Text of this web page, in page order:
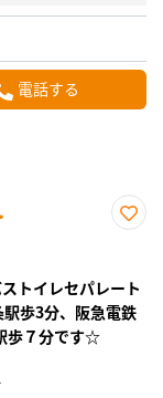
電話する
録
トイレセパレート
歩3分、阪急電鉄
歩７分です☆